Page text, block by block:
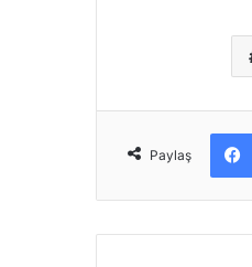
Paylaş